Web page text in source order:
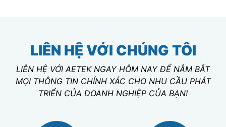
LIÊN HỆ VỚI CHÚNG TÔI
LIÊN HỆ VỚI AETEK NGAY HÔM NAY ĐỂ NẮM BẮT
MỌI THÔNG TIN CHÍNH XÁC CHO NHU CẦU PHÁT
TRIỂN CỦA DOANH NGHIỆP CỦA BẠN!